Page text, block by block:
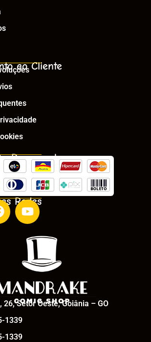
ao Cliente
Pagamento
Redes
26, Setor Oeste, Goiânia – GO
1339
1339